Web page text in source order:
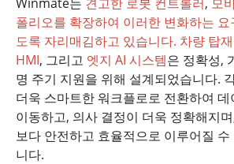
폴리오를 확장하여 이러한 변화하는
도록 자리매김하고 있습니다. 차량 탑
HMI, 그리고 엣지 AI 시스템은 정확성,
명 주기 지원을 위해 설계되었습니다.
더욱 스마트한 워크플로로 전환하여
이동하고, 의사 결정이 더욱 정확해지
보다 안전하고 효율적으로 이루어질
니다.